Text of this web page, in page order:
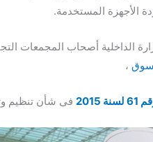
الأجهزة المستخدمة.
الداخلية أصحاب المجمعات
،
2015 فى شأن تنظيم